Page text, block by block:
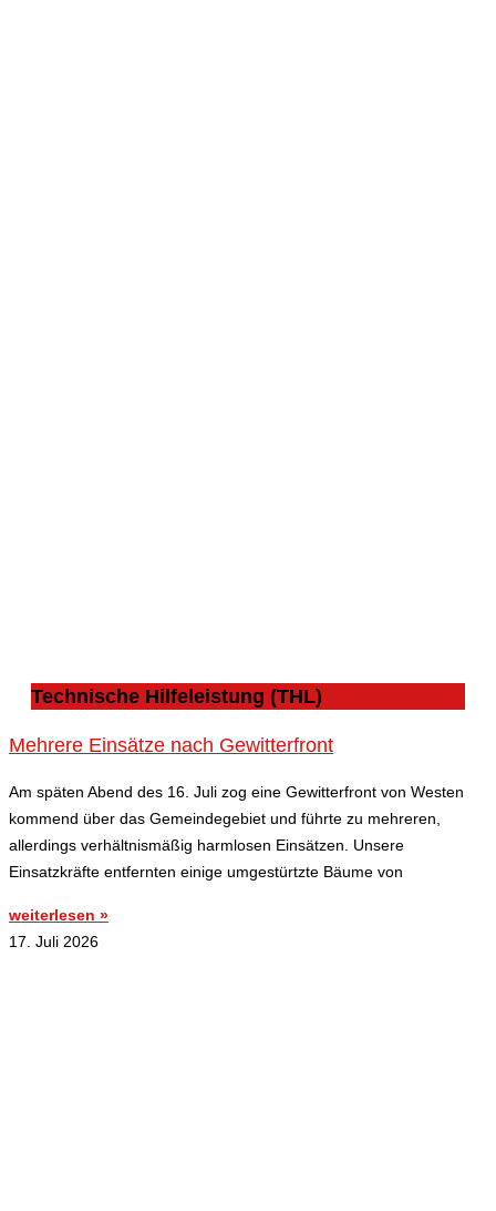
Technische Hilfeleistung (THL)
Mehrere Einsätze nach Gewitterfront
Am späten Abend des 16. Juli zog eine Gewitterfront von Westen
kommend über das Gemeindegebiet und führte zu mehreren,
allerdings verhältnismäßig harmlosen Einsätzen. Unsere
Einsatzkräfte entfernten einige umgestürtzte Bäume von
weiterlesen »
17. Juli 2026